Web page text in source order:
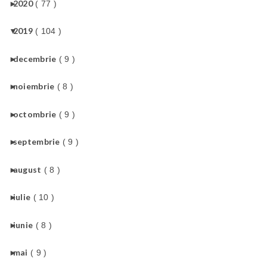
►
2020 ( 77 )
▼
2019 ( 104 )
►
decembrie ( 9 )
►
noiembrie ( 8 )
►
octombrie ( 9 )
►
septembrie ( 9 )
►
august ( 8 )
►
iulie ( 10 )
►
iunie ( 8 )
►
mai ( 9 )